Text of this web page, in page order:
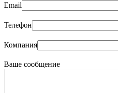
Email
Телефон
Компания
Ваше сообщение